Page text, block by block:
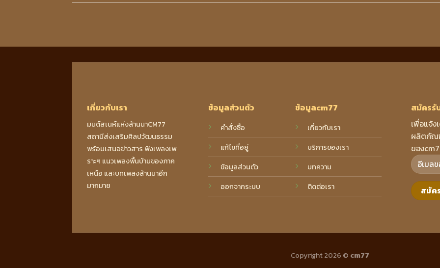
เกี่ยวกับเรา
มนต์สเนห์แห่งล้านนาCM77
สถานีส่งเสริมศิลปวัฒนธรรม
พร้อมเสนอข่าวสาร ฟังเพลงเพ
ราะๆ แนวเพลงพื้นบ้านของภาค
เหนือ และบทเพลงล้านนาอีก
มากมาย
ข้อมูลส่วนตัว
คำสั่งซื้อ
แก้ไขที่อยู่
ข้อมูลส่วนตัว
ออกจากระบบ
ข้อมูลcm77
เกี่ยวกับเรา
บริการของเรา
บทความ
ติดต่อเรา
สมัครรั
เพื่อแจ้ง
ผลิตภัณ
ของ
Copyright 2026 © cm77